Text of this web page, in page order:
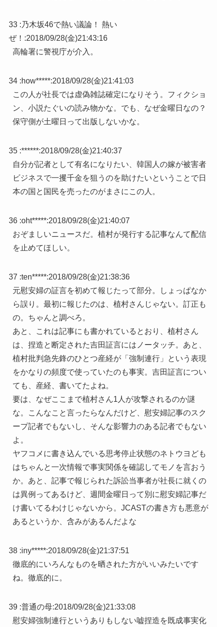
33 :乃木坂46で熱い議論！ 熱い
ぜ！ :2018/09/28(金)21:43:16
高輪署に警視庁が介入。
34 :how*****:2018/09/28(金)21:41:03
この人が社長では虚偽雑誌確定になりそう。フィクショ
ン、小説たぐいの読み物かな。でも、なぜ金曜日なの？
保守側が土曜日って出版しないかな。
35 :******:2018/09/28(金)21:40:37
自分が記者として有名になりたい、韓国人の嫁が被害者
ビジネスで一攫千金を狙うのを助けたいということで日
本の国と国民を売ったのがまさにこの人。
36 :oht*****:2018/09/28(金)21:40:07
おぞましいニュースだ。植村が発行する記事なんて配信
を止めてほしい。
37 :ten*****:2018/09/28(金)21:38:36
元慰安婦の証言を初めて報じたって部分。しょっぱなか
ら誤り。最初に報じたのは、植村さんじゃない。訂正も
の。ちゃんと調べろ。
あと、これは記事にも書かれているとおり、植村さん
は、捏造と断定された吉田証言にはノータッチ。あと、
植村批判急先鋒のひとつ産経が「強制連行」という表現
をかなりの頻度で使っていたのも事実。吉田証言につい
ても、産経、書いてたよね。
要は、なぜここまで植村さん1人が攻撃されるのか謎
な。こんなこと言ったらなんだけど、慰安婦記事のスク
ープ記者でもないし、そんな影響力のある記者でもない
よ。
ヤフコメに書き込んでいる思考停止状態のネトウヨども
はちゃんと一次情報で事実関係を確認してモノを言おう
か。あと、記事で報じられた訴訟当事者が社長に就くの
は異例ってあるけど、週間金曜日って別に慰安婦記事だ
け書いてるわけじゃないから。JCASTの書き方も悪意が
あるというか、含みがあるんだよな
38 :iny*****:2018/09/28(金)21:37:51
徹底的にいろんなものを晒された方がいいみたいです
ね。徹底的に。
39 :普通の母:2018/09/28(金)21:33:08
慰安婦強制連行というありもしない嘘捏造を既成事実化